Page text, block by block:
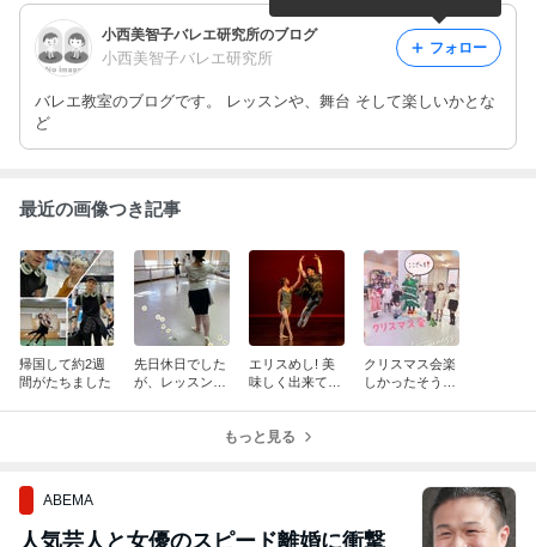
小西美智子バレエ研究所のブログ
小西美智子バレエ研究所
バレエ教室のブログです。 レッスンや、舞台 そして楽しいかとな
ど
フォロー
最近の画像つき記事
帰国して約2週
間がたちました
先日休日でした
が、レッスンし
エリスめし! 美
味しく出来てる
クリスマス会楽
しかったそう
もっと見る
ABEMA
人気芸人と女優のスピード離婚に衝撃